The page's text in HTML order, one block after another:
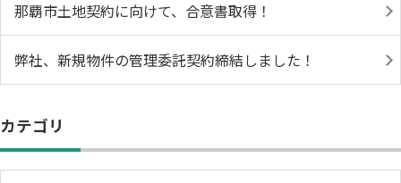
那覇市土地契約に向けて、合意書取得！
弊社、新規物件の管理委託契約締結しました！
カテゴリ